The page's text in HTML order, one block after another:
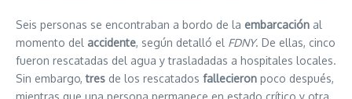
Seis personas se encontraban a bordo de la embarcación al
momento del accidente, según detalló el FDNY. De ellas, cinco
fueron rescatadas del agua y trasladadas a hospitales locales.
Sin embargo,tres de los rescatados fallecieron poco después,